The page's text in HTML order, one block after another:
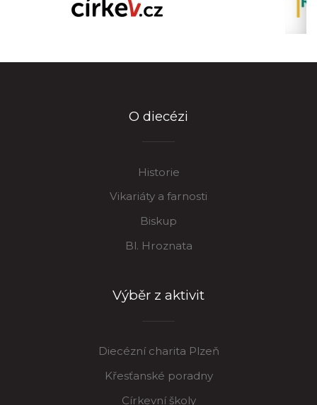
O diecézi
Historie
Vikariáty a farnosti
Biskup
Bl. Hroznata
Výběr z aktivit
Diecézní charita Plzeň
Křesťanské poradny
Církevní školy